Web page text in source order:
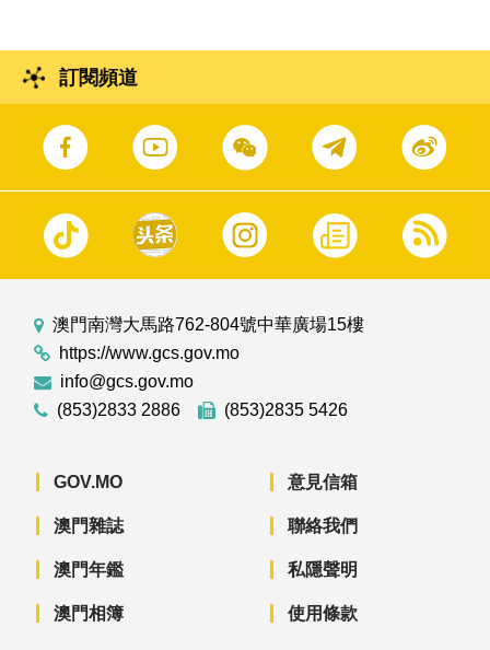
訂閱頻道
澳門南灣大馬路762-804號中華廣場15樓
https://www.gcs.gov.mo
info@gcs.gov.mo
(853)2833 2886
(853)2835 5426
GOV.MO
澳門雜誌
澳門年鑑
澳門相簿
意見信箱
聯絡我們
私隱聲明
使用條款